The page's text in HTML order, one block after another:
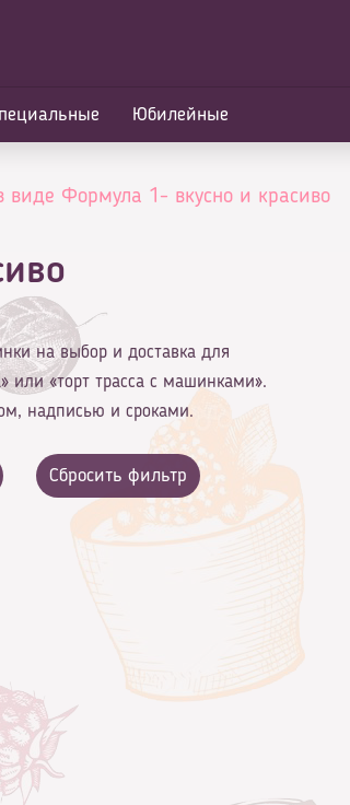
Юбилейные
виде Формула 1- вкусно и красиво
на выбор и доставка для
или «торт трасса с машинками».
надписью и сроками.
Сбросить фильтр